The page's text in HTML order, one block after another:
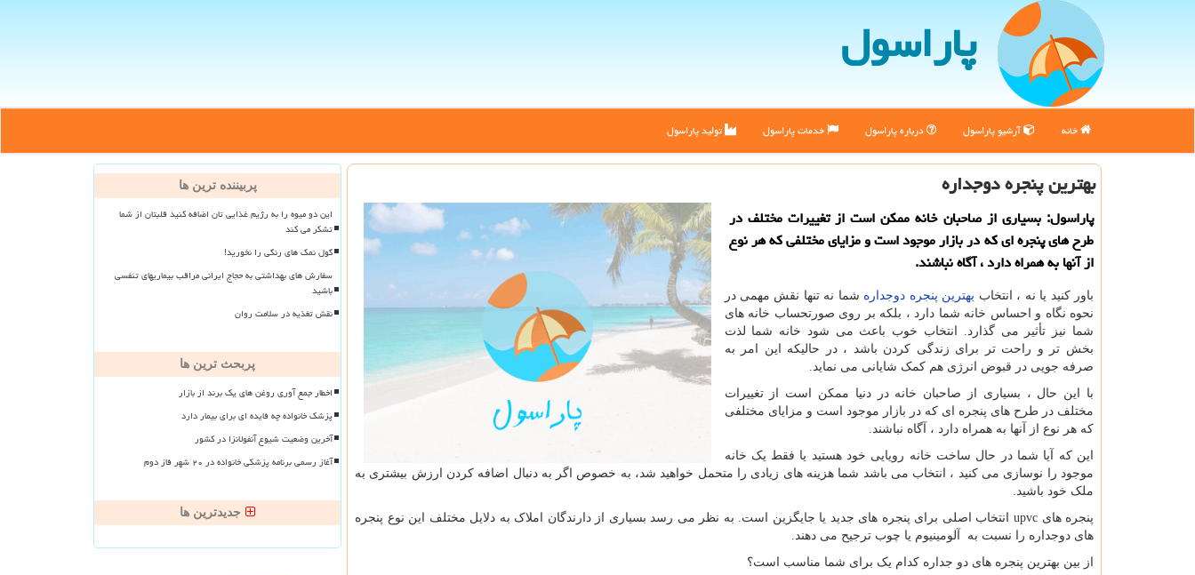
پاراسول
خانه آرشیو پاراسول درباره پاراسول خدمات پاراسول تولید پاراسول
بهترین پنجره دوجداره
پاراسول: بسیاری از صاحبان خانه ممكن است از تغییرات مختلف در
طرح های پنجره ای كه در بازار موجود است و مزایای مختلفی كه هر نوع
از آنها به همراه دارد ، آگاه نباشند.
باور کنید یا نه ، انتخاب بهترین پنجره دوجداره شما نه تنها نقش مهمی در
نحوه نگاه و احساس خانه شما دارد ، بلکه بر روی صورتحساب خانه های
شما نیز تأثیر می گذارد. انتخاب خوب باعث می شود خانه شما لذت
بخش تر و راحت تر برای زندگی کردن باشد ، در حالیکه این امر به
صرفه جویی در قبوض انرژی هم کمک شایانی می نماید.
با این حال ، بسیاری از صاحبان خانه در دنیا ممکن است از تغییرات
مختلف در طرح های پنجره ای که در بازار موجود است و مزایای مختلفی
که هر نوع از آنها به همراه دارد ، آگاه نباشند.
این که آیا شما در حال ساخت خانه رویایی خود هستید یا فقط یک خانه
موجود را نوسازی می کنید ، انتخاب می باشد شما هزینه های زیادی را متحمل خواهید شد، به خصوص اگر به دنبال اضافه کردن ارزش بیشتری به
ملک خود باشید.
پنجره های upvc
انتخاب اصلی برای پنجره های جدید یا جایگزین است. به نظر می رسد بسیاری از دارندگان املاک به دلایل مختلف این نوع پنجره
های دوجداره را نسبت به آلومینیوم یا چوب ترجیح می دهند.
از بین بهترین پنجره های دو جداره کدام یک برای شما مناسب است؟
پربیننده ترین ها
این دو میوه را به رژیم غذایی تان اضافه کنید قلبتان از شما
تشکر می کند
گول نمک های رنگی را نخورید!
سفارش های بهداشتی به حجاج ایرانی مراقب بیماریهای تنفسی
باشید
نقش تغذیه در سلامت روان
پربحث ترین ها
اخطار جمع آوری روغن های یک برند از بازار
پزشک خانواده چه فایده ای برای بیمار دارد
آخرین وضعیت شیوع آنفولانزا در کشور
آغاز رسمی برنامه پزشکی خانواده در ۲۰ شهر فاز دوم
جدیدترین ها